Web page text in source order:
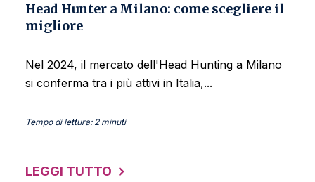
Head Hunter a Milano: come scegliere il
migliore
Nel 2024, il mercato dell'Head Hunting a Milano
si conferma tra i più attivi in Italia,...
Tempo di lettura: 2 minuti
LEGGI TUTTO